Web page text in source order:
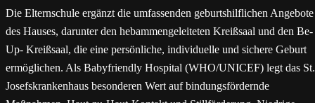
Die Elternschule ergänzt die umfassenden geburtshilflichen Angebote
des Hauses, darunter den hebammengeleiteten Kreißsaal und den Be-
Up- Kreißsaal, die eine persönliche, individuelle und sichere Geburt
ermöglichen. Als Babyfriendly Hospital (WHO/UNICEF) legt das St.
Josefskrankenhaus besonderen Wert auf bindungsfördernde